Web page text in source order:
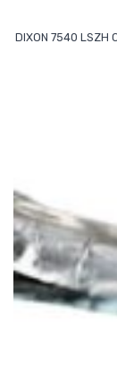
DIXON 7540 LSZH